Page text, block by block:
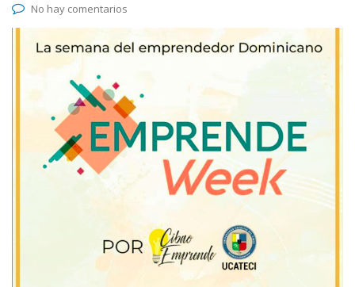
No hay comentarios